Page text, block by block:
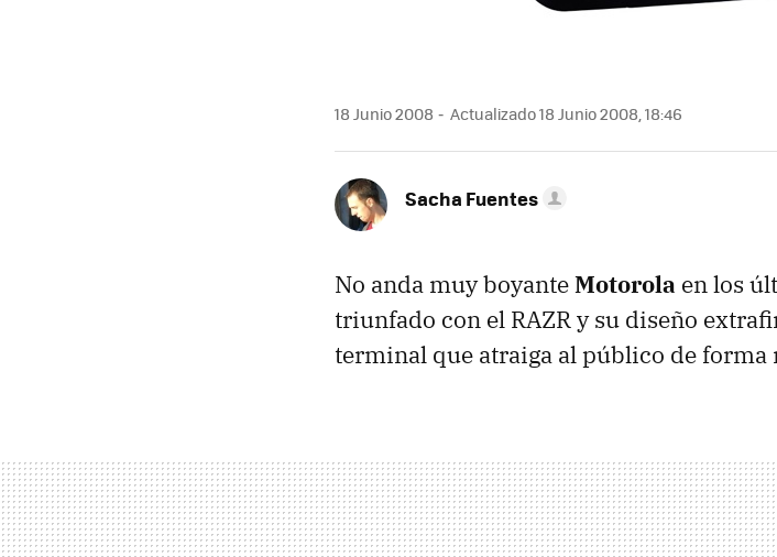
18 Junio 2008 Actualizado 18 Junio 2008, 18:46
Sacha Fuentes
No anda muy boyanteMotorola en los
triunfado con el RAZR y su diseño
terminal que atraiga al público de forma